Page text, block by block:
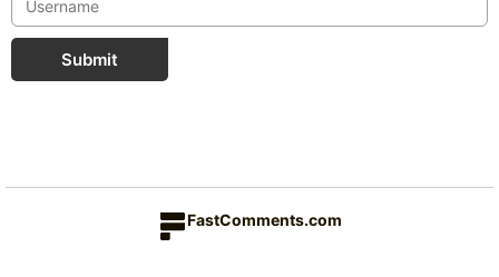
Submit
FastComments.com